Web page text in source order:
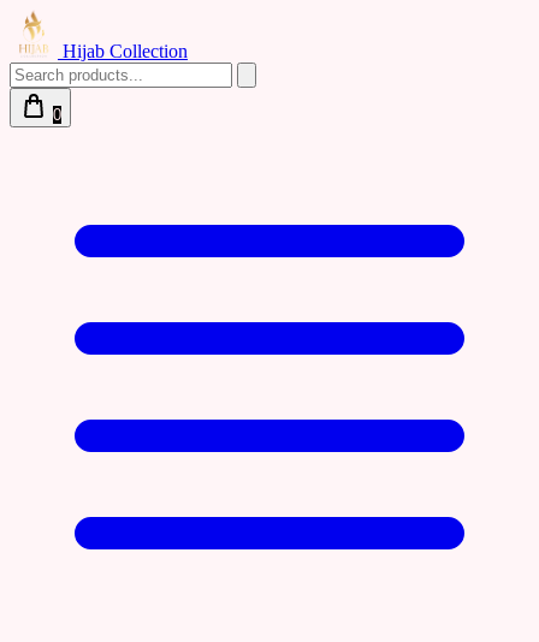
Hijab Collection
0